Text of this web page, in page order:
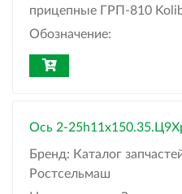
прицепные ГРП-810
Обозначение:
Ось 2-
Бренд: Каталог
Ростсельмаш